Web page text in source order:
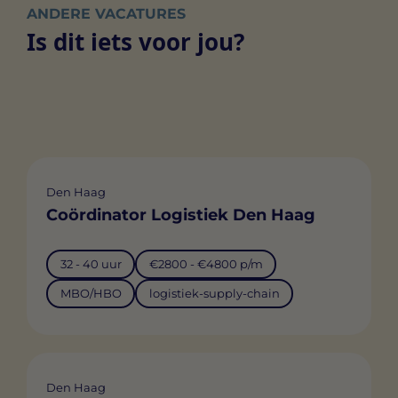
ANDERE VACATURES
Is dit iets voor jou?
Den Haag
Coördinator Logistiek Den Haag
32 - 40 uur €2800 - €4800 p/m
MBO/HBO logistiek-supply-chain
Den Haag